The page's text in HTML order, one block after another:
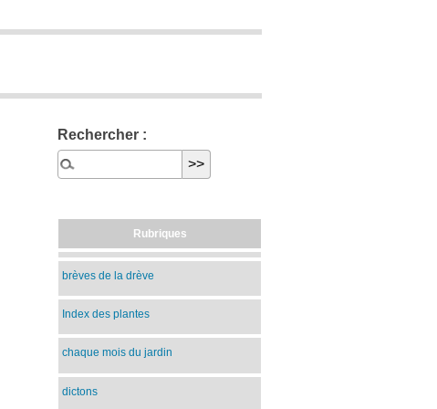
Rechercher :
Rubriques
brèves de la drève
Index des plantes
chaque mois du jardin
dictons